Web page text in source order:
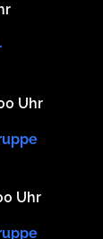
Uhr
Uhr